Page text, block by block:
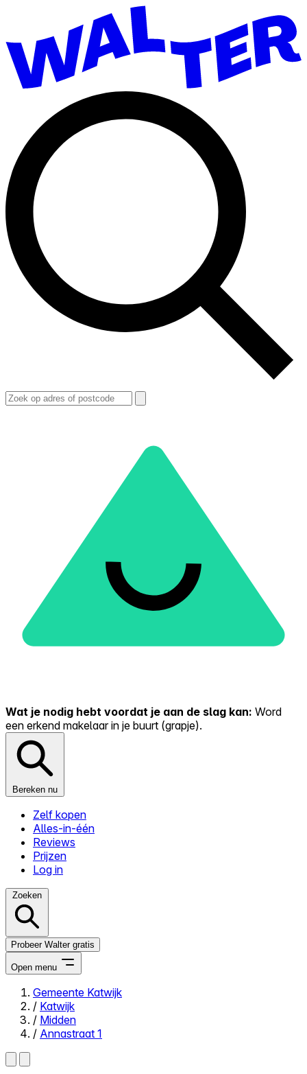
Wat je nodig hebt voordat je aan de slag kan: Word
een erkend makelaar in je buurt (grapje).
Bereken nu
Zelf kopen
Alles-in-één
Reviews
Prijzen
Log in
Zoeken
Probeer Walter gratis
Open menu
Close menu
Gemeente Katwijk
/ Katwijk
/ Midden
/ Annastraat 1